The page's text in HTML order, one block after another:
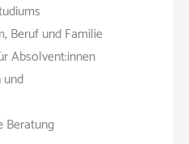
Beruf und Familie
Absolvent:innen
und
Beratung